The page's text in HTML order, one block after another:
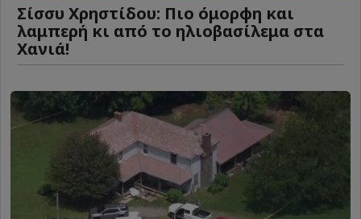
Σίσσυ Χρηστίδου: Πιο όμορφη και
λαμπερή κι από το ηλιοβασίλεμα στα
Χανιά!